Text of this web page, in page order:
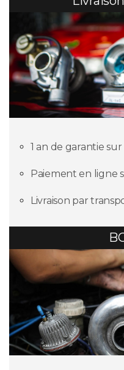
1 an de garantie
Paiement en ligne
Livraison par